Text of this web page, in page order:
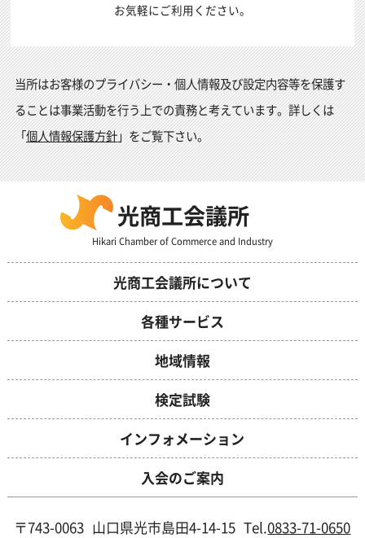
お気軽にご利用ください。
当所はお客様のプライバシー・個人情報及び設定内容等を保護す
ることは事業活動を行う上での責務と考えています。詳しくは
「個人情報保護方針」をご覧下さい。
光商工会議所
Hikari Chamber of Commerce and Industry
光商工会議所について
各種サービス
地域情報
検定試験
インフォメーション
入会のご案内
〒743-0063 山口県光市島田4-14-15 Tel.0833-71-0650